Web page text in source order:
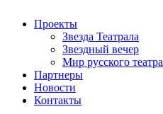
Проекты
Звезда Театрала
Звездный вечер
Мир русского театра
Партнеры
Новости
Контакты